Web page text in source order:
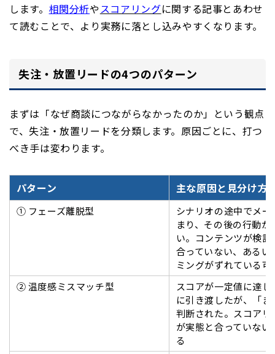
します。 相関分析やスコアリングに関する記事とあわせ
て読むことで、より実務に落とし込みやすくなります。
失注・放置リードの4つのパターン
まずは「なぜ商談につながらなかったのか」という観点
で、失注・放置リードを分類します。原因ごとに、打つ
べき手は変わります。
パターン 主な原因と見分け方
① フェーズ離脱型
シナリオの途中でメ
まり、その後の行動が
い。コンテンツが検討
合っていない、あるい
ミングがずれている
② 温度感ミスマッチ型
スコアが一定値に達
に引き渡したが、「
判断された。スコアリ
が実態と合っていない
る